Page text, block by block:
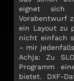
eignet sich
Vorabentwurf
ein Layout zu
nicht einfach
– mir
Achja: Zu
Programm
bietet. DXF-